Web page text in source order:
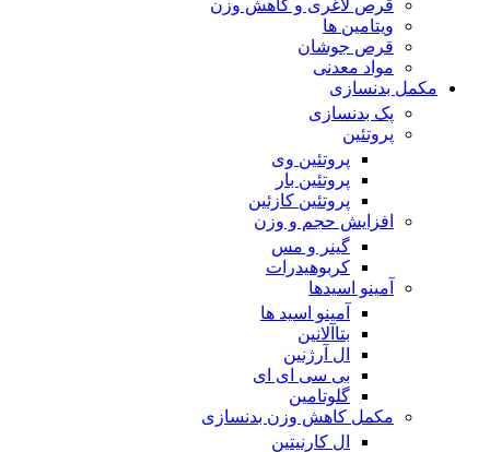
قرص لاغری و کاهش وزن
ویتامین ها
قرص جوشان
مواد معدنی
مکمل بدنسازی
پک بدنسازی
پروتئین
پروتئین وی
پروتئین بار
پروتئین کازئین
افزایش حجم و وزن
گینر و مس
کربوهیدرات
آمینو اسیدها
آمینو اسید ها
بتاآلانین
ال آرژنین
بی سی ای ای
گلوتامین
مکمل کاهش وزن بدنسازی
ال کارنیتین